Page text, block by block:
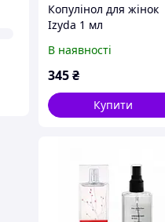
Копулінол для жінок
Izyda 1 мл
В наявності
345₴
Купити